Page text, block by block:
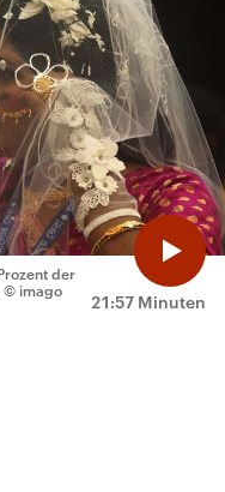
21:57 Minuten
der
© imago